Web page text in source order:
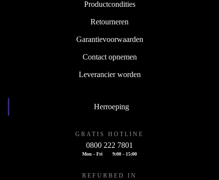
Productcondities
Retourneren
Garantievoorwaarden
Contact opnemen
Leverancier worden
Herroeping
GRATIS HOTLINE
0800 222 7801
Mon - Fri 9:00 - 15:00
REFURBED IN